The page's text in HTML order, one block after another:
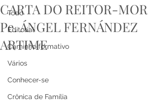
Todo
Editorial
Caminho formativo
Vários
Conhecer-se
Crônica de Família
CARTA DO REITOR-MOR
Pe. ÁNGEL FERNÁNDEZ
ARTIME